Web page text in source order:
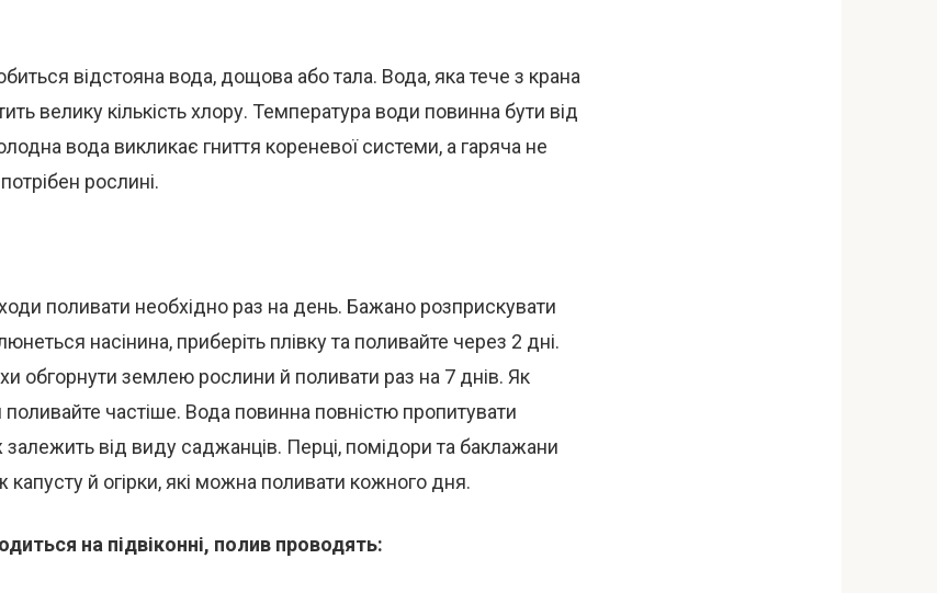
відстояна вода, дощова або тала. Вода, яка тече з крана
велику кількість хлору. Температура води повинна бути від
вода викликає гниття кореневої системи, а гаряча не
рослині.
поливати необхідно раз на день. Бажано розприскувати
насінина, приберіть плівку та поливайте через 2 дні.
обгорнути землею рослини й поливати раз на 7 днів. Як
поливайте частіше. Вода повинна повністю пропитувати
від виду саджанців. Перці, помідори та баклажани
капусту й огірки, які можна поливати кожного дня.
на підвіконні, полив проводять: